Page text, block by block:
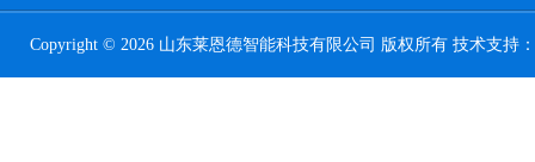
Copyright © 2026 山东莱恩德智能科技有限公司 版权所有 技术支持：